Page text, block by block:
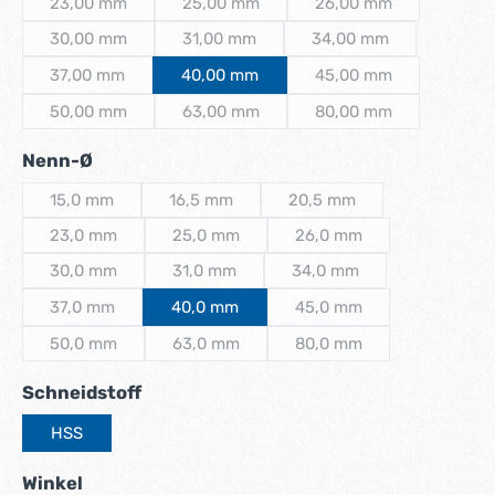
(Diese Option ist zurzeit nicht verfügbar.)(Diese Option ist zurzeit nicht verfügbar.)
30,00 mm
(Diese Option ist zurzeit nicht verfügbar.)
31,00 mm
(Diese Option ist zurzeit nicht verfügbar.)
34,00 mm
37,00 mm
(Diese Option ist zurzeit nicht verfügbar.)
40,00 mm 45,00 mm
50,00 mm
(Diese Option ist zurzeit nicht verfügbar.)
63,00 mm
(Diese Option ist zurzeit nicht verfügbar.)
80,00 mm
Nenn-Ø
15,0 mm
(Diese Option ist zurzeit nicht verfügbar.)
16,5 mm
(Diese Option ist zurzeit nicht verfügbar.)
20,5 mm
23,0 mm
(Diese Option ist zurzeit nicht verfügbar.)
25,0 mm
(Diese Option ist zurzeit nicht verfügbar.)
26,0 mm
30,0 mm
(Diese Option ist zurzeit nicht verfügbar.)
31,0 mm
(Diese Option ist zurzeit nicht verfügbar.)
34,0 mm
37,0 mm
(Diese Option ist zurzeit nicht verfügbar.)
40,0 mm 45,0 mm
50,0 mm
(Diese Option ist zurzeit nicht verfügbar.)
63,0 mm
(Diese Option ist zurzeit nicht verfügbar.)
80,0 mm
Schneidstoffauswählen
HSS
Winkel